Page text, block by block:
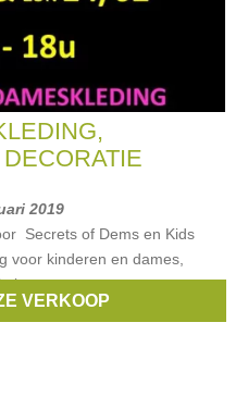
2019
Secrets of Dems en Kids
voor kinderen en dames,
items.
, Garcia,Someone
VERKOOP